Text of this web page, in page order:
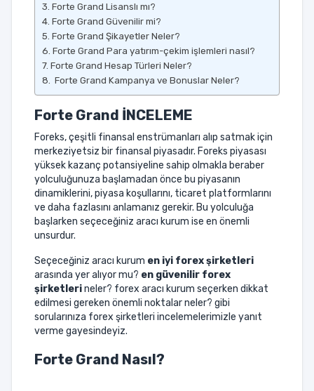
Forte Grand Lisanslı mı?
Forte Grand Güvenilir mi?
Forte Grand Şikayetler Neler?
Forte Grand Para yatırım-çekim işlemleri nasıl?
Forte Grand Hesap Türleri Neler?
Forte Grand Kampanya ve Bonuslar Neler?
Forte Grand İNCELEME
Foreks, çeşitli finansal enstrümanları alıp satmak için
merkeziyetsiz bir finansal piyasadır. Foreks piyasası
yüksek kazanç potansiyeline sahip olmakla beraber
yolculuğunuza başlamadan önce bu piyasanın
dinamiklerini, piyasa koşullarını, ticaret platformlarını
ve daha fazlasını anlamanız gerekir. Bu yolculuğa
başlarken seçeceğiniz aracı kurum ise en önemli
unsurdur.
Seçeceğiniz aracı kurum en iyi forex şirketleri
arasında yer alıyor mu? en güvenilir forex
şirketlerineler? forex aracı kurum seçerken dikkat
edilmesi gereken önemli noktalar neler? gibi
sorularınıza forex şirketleri incelemelerimizle yanıt
verme gayesindeyiz.
Forte Grand Nasıl?